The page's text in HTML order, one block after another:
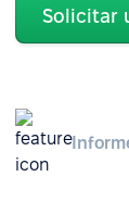
Solicitar